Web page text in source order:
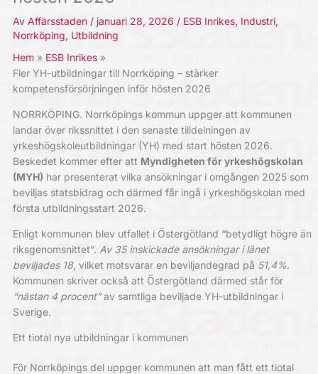
Av Affärsstaden / januari 28, 2026 / ESB Inrikes, Industri,
Norrköping, Utbildning
Hem
ESB Inrikes
Fler YH-utbildningar till Norrköping – stärker
kompetensförsörjningen inför hösten 2026
NORRKÖPING. Norrköpings kommun uppger att kommunen
landar över rikssnittet i den senaste tilldelningen av
yrkeshögskoleutbildningar (YH) med start hösten 2026.
Beskedet kommer efter att Myndigheten för yrkeshögskolan
(MYH) har presenterat vilka ansökningar i omgången 2025 som
beviljas statsbidrag och därmed får ingå i yrkeshögskolan med
första utbildningsstart 2026.
Enligt kommunen blev utfallet i Östergötland “betydligt högre än
riksgenomsnittet”. Av 35 inskickade ansökningar i länet
beviljades 18, vilket motsvarar en beviljandegrad på 51,4%.
Kommunen skriver också att Östergötland därmed står för
“nästan 4 procent”av samtliga beviljade YH-utbildningar i
Sverige.
Ett tiotal nya utbildningar i kommunen
För Norrköpings del uppger kommunen att man fått ett tiotal